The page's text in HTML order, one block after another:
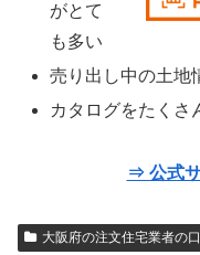
がとて
も多い
売り出し中の土地
カタログをたくさ
⇒ 公式
大阪府の注文住宅業者の